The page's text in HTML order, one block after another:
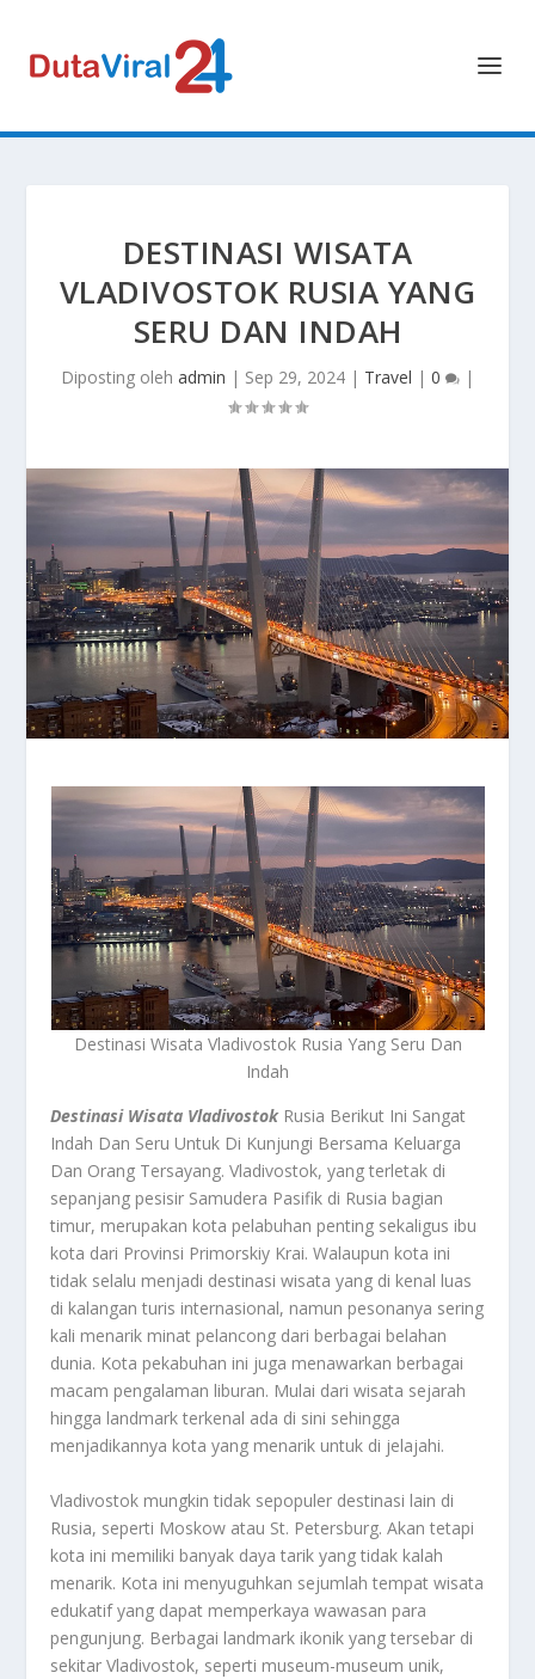
DESTINASI WISATA
VLADIVOSTOK RUSIA YANG
SERU DAN INDAH
Diposting oleh admin | Sep 29, 2024 | Travel | 0 |
Destinasi Wisata Vladivostok Rusia Yang Seru Dan
Indah
Destinasi Wisata VladivostokRusia Berikut Ini Sangat
Indah Dan Seru Untuk Di Kunjungi Bersama Keluarga
Dan Orang Tersayang. Vladivostok, yang terletak di
sepanjang pesisir Samudera Pasifik di Rusia bagian
timur, merupakan kota pelabuhan penting sekaligus ibu
kota dari Provinsi Primorskiy Krai. Walaupun kota ini
tidak selalu menjadi destinasi wisata yang di kenal luas
di kalangan turis internasional, namun pesonanya sering
kali menarik minat pelancong dari berbagai belahan
dunia. Kota pekabuhan ini juga menawarkan berbagai
macam pengalaman liburan. Mulai dari wisata sejarah
hingga landmark terkenal ada di sini sehingga
menjadikannya kota yang menarik untuk di jelajahi.
Vladivostok mungkin tidak sepopuler destinasi lain di
Rusia, seperti Moskow atau St. Petersburg. Akan tetapi
kota ini memiliki banyak daya tarik yang tidak kalah
menarik. Kota ini menyuguhkan sejumlah tempat wisata
edukatif yang dapat memperkaya wawasan para
pengunjung. Berbagai landmark ikonik yang tersebar di
sekitar Vladivostok, seperti museum-museum unik,